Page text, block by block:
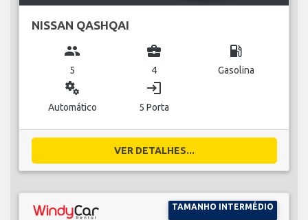
NISSAN QASHQAI
group
5
business_center
4
local_gas_station
Gasolina
miscellaneous_services
Automático
login
5 Porta
VER DETALHES...
TAMANHO INTERMÉDIO